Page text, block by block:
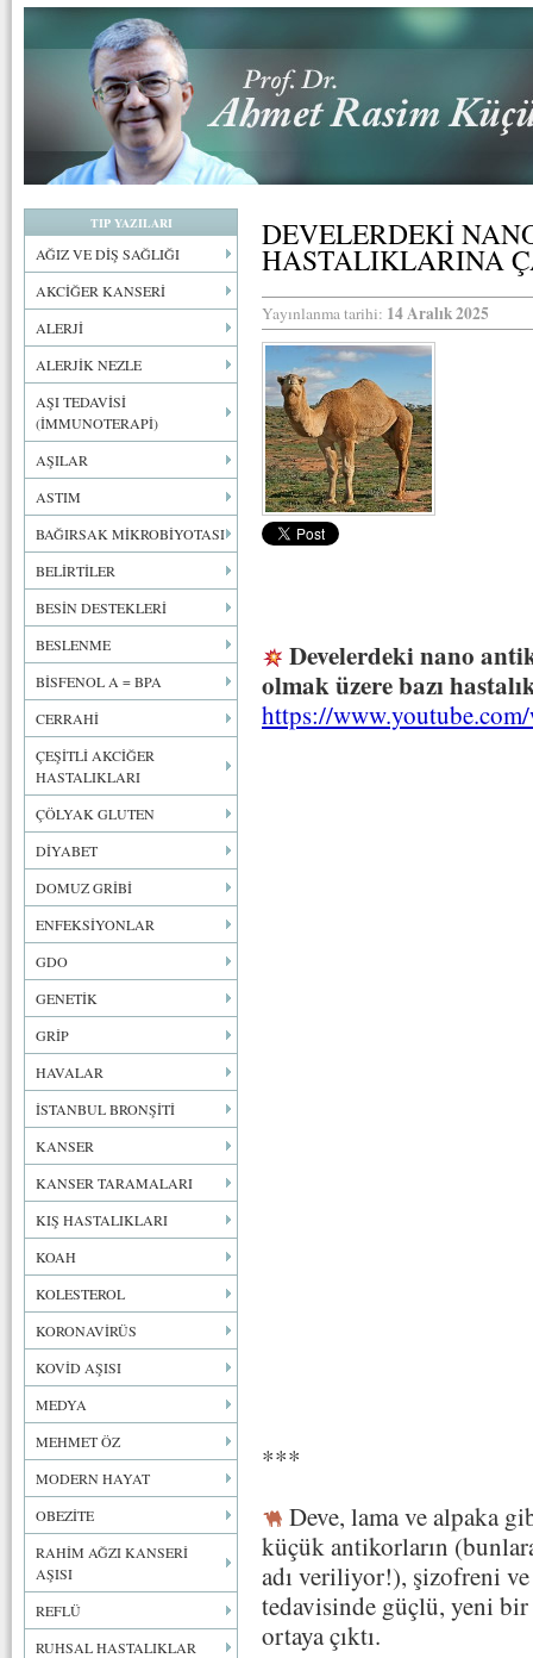
TIP YAZILARI
AĞIZ VE DİŞ SAĞLIĞI
AKCİĞER KANSERİ
ALERJİ
ALERJİK NEZLE
AŞI TEDAVİSİ
(İMMUNOTERAPİ)
AŞILAR
ASTIM
BAĞIRSAK MİKROBİYOTASI
BELİRTİLER
BESİN DESTEKLERİ
BESLENME
BİSFENOL A = BPA
CERRAHİ
ÇEŞİTLİ AKCİĞER
HASTALIKLARI
ÇÖLYAK GLUTEN
DİYABET
DOMUZ GRİBİ
ENFEKSİYONLAR
GDO
GENETİK
GRİP
HAVALAR
İSTANBUL BRONŞİTİ
KANSER
KANSER TARAMALARI
KIŞ HASTALIKLARI
KOAH
KOLESTEROL
KORONAVİRÜS
KOVİD AŞISI
MEDYA
MEHMET ÖZ
MODERN HAYAT
OBEZİTE
RAHİM AĞZI KANSERİ
AŞISI
REFLÜ
RUHSAL HASTALIKLAR
DEVELERDEKİ
HASTALIKLARINA
Yayınlanma tarihi: 14 Aralık 2025
Develerdeki nano
olmak üzere bazı
https://
***
Deve, lama ve alpaka
küçük antikorların
adı veriliyor!), şizofreni
tedavisinde güçlü, yeni
ortaya çıktı.